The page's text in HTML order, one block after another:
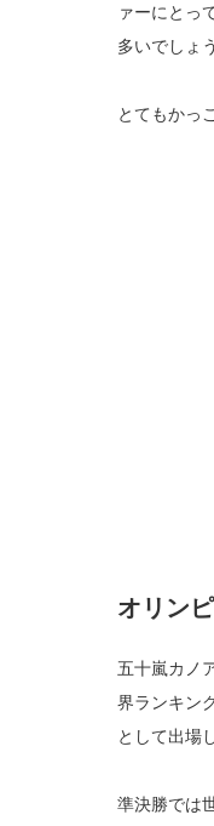
ァーにとっ
多いでしょう
とてもかっ
オリン
五十嵐カノ
界ランキン
として出場
準決勝では